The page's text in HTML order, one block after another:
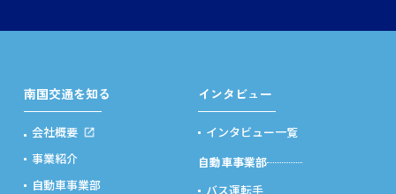
南国交通を知る
会社概要
事業紹介
自動車事業部
インタビュー
インタビュー一覧
自動車事業部
バス運転手